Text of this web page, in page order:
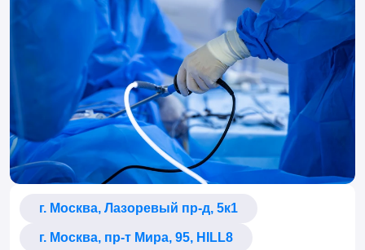
г. Москва, Лазоревый пр-д, 5к1
г. Москва, пр-т Мира, 95, HILL8